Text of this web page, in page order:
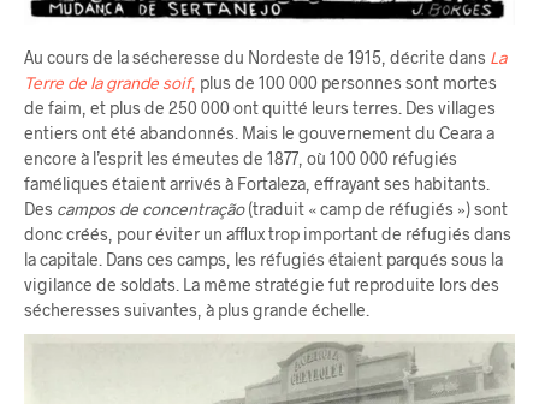
Au cours de la sécheresse du Nordeste de 1915, décrite dans La
Terre de la grande soif, plus de 100 000 personnes sont mortes
de faim, et plus de 250 000 ont quitté leurs terres. Des villages
entiers ont été abandonnés. Mais le gouvernement du Ceara a
encore à l’esprit les émeutes de 1877, où 100 000 réfugiés
faméliques étaient arrivés à Fortaleza, effrayant ses habitants.
Des campos de concentração(traduit « camp de réfugiés ») sont
donc créés, pour éviter un afflux trop important de réfugiés dans
la capitale. Dans ces camps, les réfugiés étaient parqués sous la
vigilance de soldats. La même stratégie fut reproduite lors des
sécheresses suivantes, à plus grande échelle.